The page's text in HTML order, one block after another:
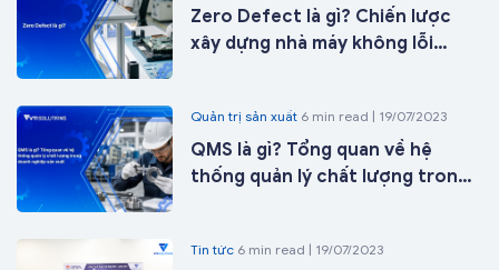
Zero Defect là gì? Chiến lược
xây dựng nhà máy không lỗi
Quản trị sản xuất 6 min read | 19/07/2023
QMS là gì? Tổng quan về hệ
thống quản lý chất lượng trong
Tin tức 6 min read | 19/07/2023